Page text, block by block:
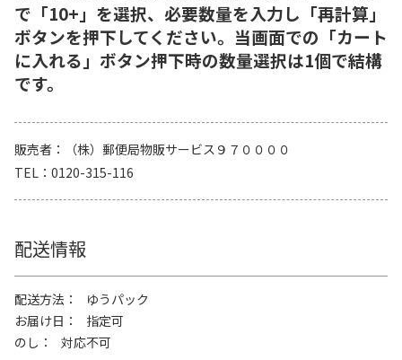
で「10+」を選択、必要数量を入力し「再計算」
ボタンを押下してください。当画面での「カート
に入れる」ボタン押下時の数量選択は1個で結構
です。
販売者
（株）郵便局物販サービス９７００００
TEL
0120-315-116
配送情報
配送方法
ゆうパック
お届け日
指定可
のし
対応不可